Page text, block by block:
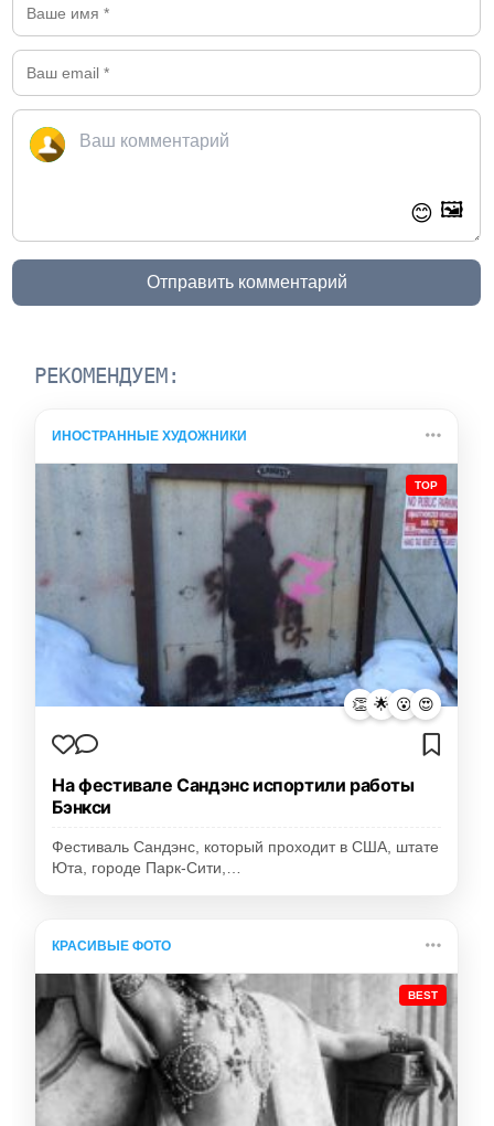
😊 🖼️
Отправить комментарий
РЕКОМЕНДУЕМ:
ИНОСТРАННЫЕ ХУДОЖНИКИ
TOP
👏 🌟 😮 😍
На фестивале Сандэнс испортили работы
Бэнкси
Фестиваль Сандэнс, который проходит в США, штате
Юта, городе Парк-Сити,…
КРАСИВЫЕ ФОТО
BEST